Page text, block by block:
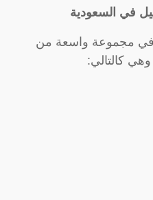
في السعودية
في مجموعة واسعة من
كالتالي: